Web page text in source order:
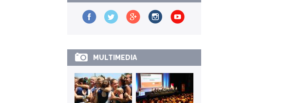
MULTIMEDIA